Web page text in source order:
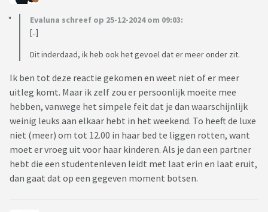
Evaluna schreef op 25-12-2024 om 09:03:
[..]
Dit inderdaad, ik heb ook het gevoel dat er meer onder zit.
Ik ben tot deze reactie gekomen en weet niet of er meer
uitleg komt. Maar ik zelf zou er persoonlijk moeite mee
hebben, vanwege het simpele feit dat je dan waarschijnlijk
weinig leuks aan elkaar hebt in het weekend. To heeft de luxe
niet (meer) om tot 12.00 in haar bed te liggen rotten, want
moet er vroeg uit voor haar kinderen. Als je dan een partner
hebt die een studentenleven leidt met laat erin en laat eruit,
dan gaat dat op een gegeven moment botsen.